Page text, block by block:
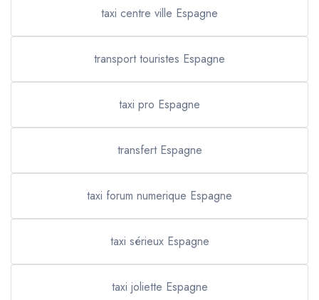
taxi centre ville Espagne
transport touristes Espagne
taxi pro Espagne
transfert Espagne
taxi forum numerique Espagne
taxi sérieux Espagne
taxi joliette Espagne